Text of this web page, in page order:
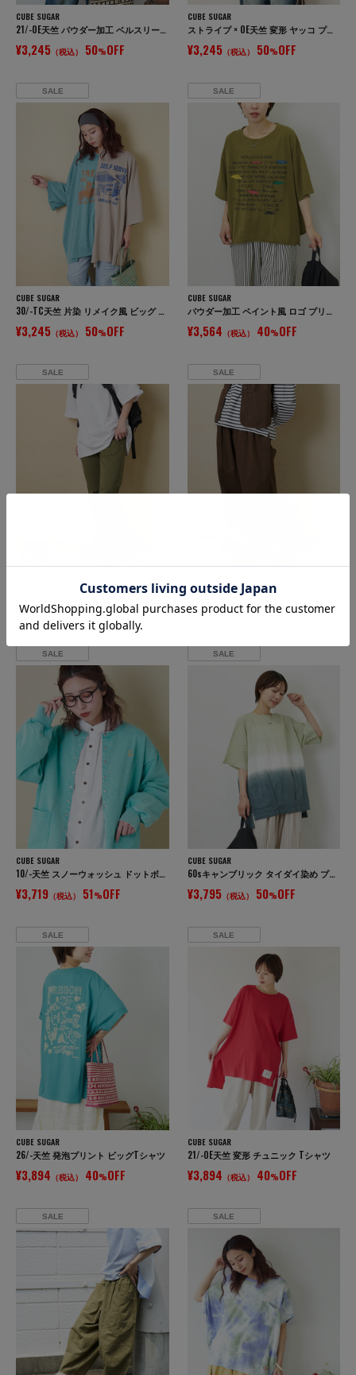
CUBE SUGAR
21/-OE天竺 パウダー加工 ベルスリーブ Tシャツ
¥3,245 （税込） 50%OFF
CUBE SUGAR
ストライプ × OE天竺 変形 ヤッコ プルオーバー シャツ
¥3,245（税込） 50%OFF
SALE
CUBE SUGAR
30/-TC天竺 片染 リメイク風 ビッグ Tシャツ
¥3,245 （税込） 50%OFF
SALE
CUBE SUGAR
パウダー加工 ペイント風 ロゴ プリント Tシャツ
¥3,564 （税込） 40%OFF
SALE
ソフト 綿ツイル らくしゅっと パンツ
¥3,575（税込） 50%OFF
SALE
コットン ツイル イージーパンツ
¥3,719（税込） 51%OFF
SALE
CUBE SUGAR
10/-天竺 スノーウォッシュ ドットボタン カーディガン
¥3,719 （税込） 51%OFF
SALE
CUBE SUGAR
60sキャンブリック タイダイ染め プルオーバーシャツ
¥3,795（税込） 50%OFF
SALE
CUBE SUGAR
26/-天竺 発泡プリント ビッグTシャツ
¥3,894 （税込） 40%OFF
SALE
CUBE SUGAR
21/-OE天竺 変形 チュニック Tシャツ
¥3,894 （税込） 40%OFF
SALE SALE